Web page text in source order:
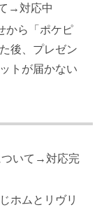
→対応中
から「ポケピ
後、プレゼン
トが届かない
ついて→対応完
ホムとリヴリ